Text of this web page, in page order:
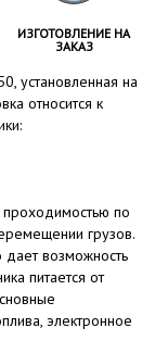
ИЗГОТОВЛЕНИЕ НА
ЗАКАЗ
установленная на
относится к
проходимостью по
грузов.
возможность
питается от
электронное